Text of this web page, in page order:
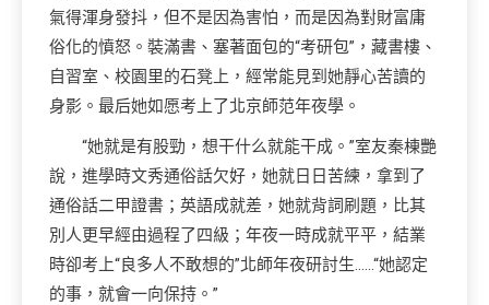
氣得渾身發抖，但不是因為害怕，而是因為對財富庸
俗化的憤怒。裝滿書、塞著面包的“考研包”，藏書樓、
自習室、校園里的石凳上，經常能見到她靜心苦讀的
身影。最后她如愿考上了北京師范年夜學。
“她就是有股勁，想干什么就能干成。”室友秦棟艷
說，進學時文秀通俗話欠好，她就日日苦練，拿到了
通俗話二甲證書；英語成就差，她就背詞刷題，比其
別人更早經由過程了四級；年夜一時成就平平，結業
時卻考上“良多人不敢想的”北師年夜研討生……“她認定
的事，就會一向保持。”